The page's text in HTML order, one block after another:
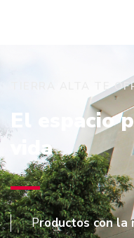
TIERRA ALTA TE
El espacio
vida
Productos con la